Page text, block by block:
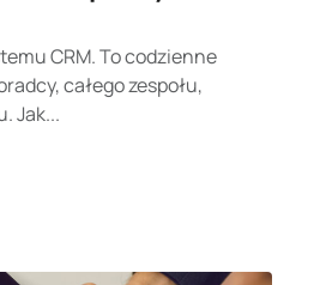
CRM. To codzienne
całego zespołu,
Jak...